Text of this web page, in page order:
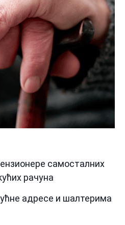
самосталних
рачуна
адресе и шалтерима